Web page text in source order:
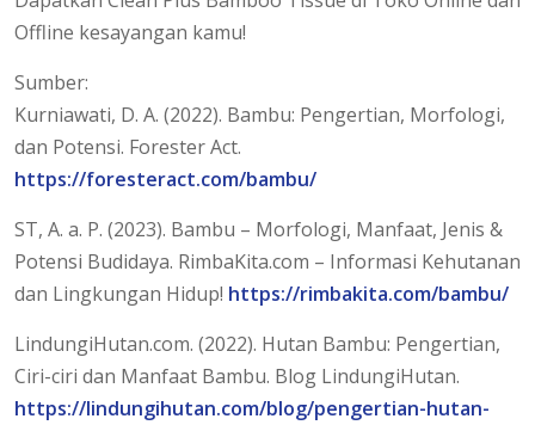
Offline kesayangan kamu!
Sumber:
Kurniawati, D. A. (2022). Bambu: Pengertian, Morfologi,
dan Potensi. Forester Act.
https://foresteract.com/bambu/
ST, A. a. P. (2023). Bambu – Morfologi, Manfaat, Jenis &
Potensi Budidaya. RimbaKita.com – Informasi Kehutanan
dan Lingkungan Hidup! https://rimbakita.com/bambu/
LindungiHutan.com. (2022). Hutan Bambu: Pengertian,
Ciri-ciri dan Manfaat Bambu. Blog LindungiHutan.
https://lindungihutan.com/blog/pengertian-hutan-